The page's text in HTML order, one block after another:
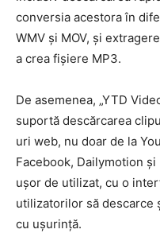
conversia acestora în
WMV și MOV, și
a crea fișiere MP3.
De asemenea, „YTD
suportă descărcarea
uri web, nu doar de la
Facebook, Dailymotion
ușor de utilizat, cu o
utilizatorilor să descarce
cu ușurință.